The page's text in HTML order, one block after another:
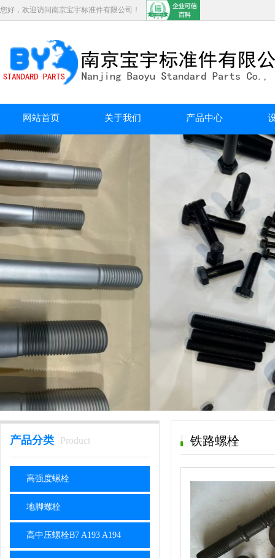
您好，欢迎访问南京宝宇标准件有限公司！
网站首页 关于我们 产品中心
产品分类 Product
高强度螺栓
地脚螺栓
高中压螺栓B7 A193 A194
铁路螺栓